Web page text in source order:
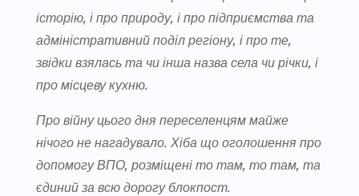
історію, і про природу, і про підприємства та
адміністративний поділ регіону, і про те,
звідки взялась та чи інша назва села чи річки, і
про місцеву кухню.
Про війну цього дня переселенцям майже
нічого не нагадувало. Хіба що оголошення про
допомогу ВПО, розміщені то там, то там, та
єдиний за всю дорогу блокпост.